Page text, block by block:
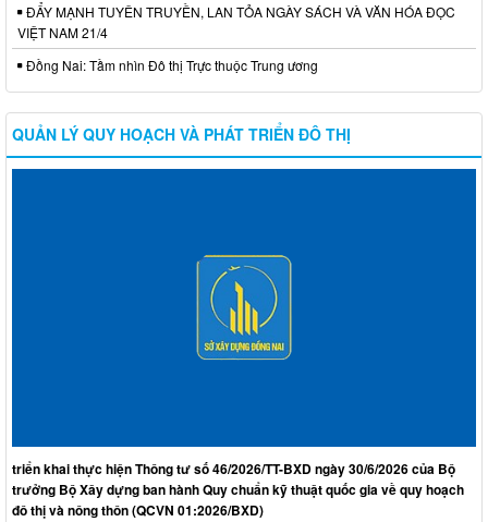
ĐẨY MẠNH TUYÊN TRUYỀN, LAN TỎA NGÀY SÁCH VÀ VĂN HÓA ĐỌC
VIỆT NAM 21/4
Đồng Nai: Tầm nhìn Đô thị Trực thuộc Trung ương
QUẢN LÝ QUY HOẠCH VÀ PHÁT TRIỂN ĐÔ THỊ
triển khai thực hiện Thông tư số 46/2026/TT-BXD ngày 30/6/2026 của Bộ
trưởng Bộ Xây dựng ban hành Quy chuẩn kỹ thuật quốc gia về quy hoạch
đô thị và nông thôn (QCVN 01:2026/BXD)